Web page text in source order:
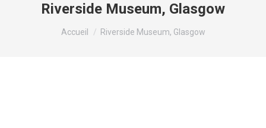
Riverside Museum, Glasgow
Vous êtes ici :
Accueil Riverside Museum, Glasgow